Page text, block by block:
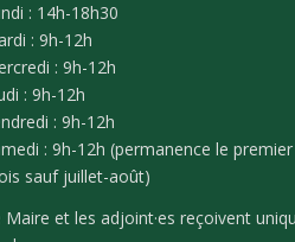
: 14h-18h30
: 9h-12h
: 9h-12h
: 9h-12h
: 9h-12h
: 9h-12h (permanence le
sauf juillet-août)
Maire et les adjoint·es reçoivent